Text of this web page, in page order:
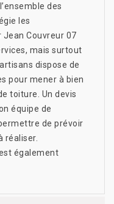
des
les
Couvreur 07
mais surtout
dispose de
pour mener à bien
toiture. Un devis
équipe de
de prévoir
réaliser.
également